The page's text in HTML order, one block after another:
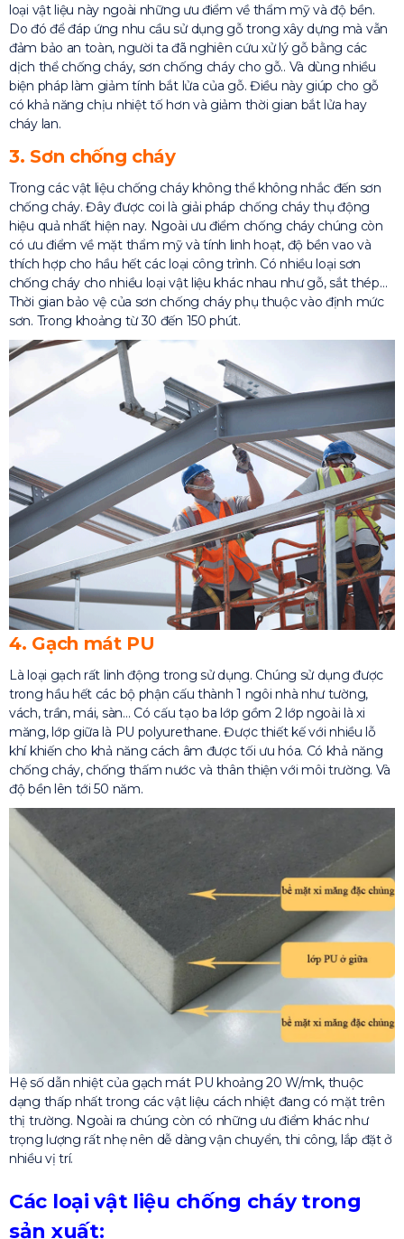
loại vật liệu này ngoài những ưu điểm về thẩm mỹ và độ bền.
Do đó để đáp ứng nhu cầu sử dụng gỗ trong xây dựng mà vẫn
đảm bảo an toàn, người ta đã nghiên cứu xử lý gỗ bằng các
dịch thể chống cháy, sơn chống cháy cho gỗ.. Và dùng nhiều
biện pháp làm giảm tính bắt lửa của gỗ. Điều này giúp cho gỗ
có khả năng chịu nhiệt tố hơn và giảm thời gian bắt lửa hay
cháy lan.
3. Sơn chống cháy
Trong các vật liệu chống cháy không thể không nhắc đến sơn
chống cháy. Đây được coi là giải pháp chống cháy thụ động
hiệu quả nhất hiện nay. Ngoài ưu điểm chống cháy chúng còn
có ưu điểm về mặt thẩm mỹ và tính linh hoạt, độ bền vao và
thích hợp cho hầu hết các loại công trình. Có nhiều loại sơn
chống cháy cho nhiều loại vật liệu khác nhau như gỗ, sắt thép…
Thời gian bảo vệ của sơn chống cháy phụ thuộc vào định mức
sơn. Trong khoảng từ 30 đến 150 phút.
4. Gạch mát PU
Là loại gạch rất linh động trong sử dụng. Chúng sử dụng được
trong hầu hết các bộ phận cấu thành 1 ngôi nhà như tường,
vách, trần, mái, sàn… Có cấu tạo ba lớp gồm 2 lớp ngoài là xi
măng, lớp giữa là PU polyurethane. Được thiết kế với nhiều lỗ
khí khiến cho khả năng cách âm được tối ưu hóa. Có khả năng
chống cháy, chống thấm nước và thân thiện với môi trường. Và
độ bền lên tới 50 năm.
Hệ số dẫn nhiệt của gạch mát PU khoảng 20 W/mk, thuộc
dạng thấp nhất trong các vật liệu cách nhiệt đang có mặt trên
thị trường. Ngoài ra chúng còn có những ưu điểm khác như
trọng lượng rất nhẹ nên dễ dàng vận chuyển, thi công, lắp đặt ở
nhiều vị trí.
Các loại vật liệu chống cháy trong
sản xuất: